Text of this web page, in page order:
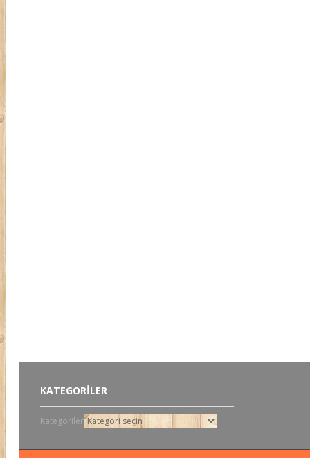
KATEGORILER
Kategoriler